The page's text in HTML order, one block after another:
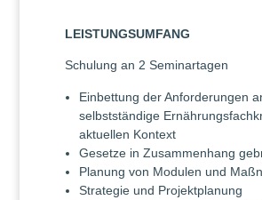
LEISTUNGSUMFANG
Schulung an 2 Seminartagen
Einbettung der Anforderungen
selbstständige
aktuellen Kontext
Gesetze in Zusammenhang
Planung von Modulen und
Strategie und Projektplanung